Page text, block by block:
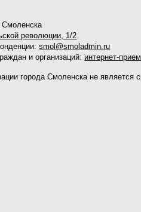
Смоленска
революции, 1/2
smol@smoladmin.ru
и организаций: интернет-
города Смоленска не является